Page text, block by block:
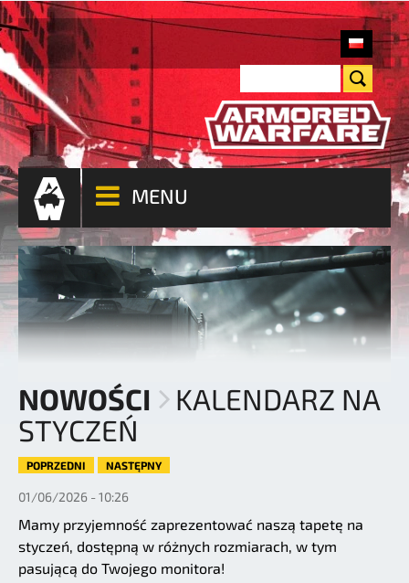
MENU
NOWOŚCI
KALENDARZ NA
STYCZEŃ
POPRZEDNI NASTĘPNY
01/06/2026 - 10:26
Mamy przyjemność zaprezentować naszą tapetę na
styczeń, dostępną w różnych rozmiarach, w tym
pasującą do Twojego monitora!